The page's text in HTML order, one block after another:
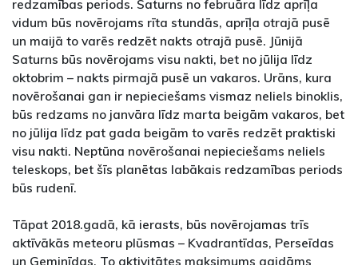
redzamības periods. Saturns no februāra līdz aprīļa
vidum būs novērojams rīta stundās, aprīļa otrajā pusē
un maijā to varēs redzēt nakts otrajā pusē. Jūnijā
Saturns būs novērojams visu nakti, bet no jūlija līdz
oktobrim – nakts pirmajā pusē un vakaros. Urāns, kura
novērošanai gan ir nepieciešams vismaz neliels binoklis,
būs redzams no janvāra līdz marta beigām vakaros, bet
no jūlija līdz pat gada beigām to varēs redzēt praktiski
visu nakti. Neptūna novērošanai nepieciešams neliels
teleskops, bet šīs planētas labākais redzamības periods
būs rudenī.
Tāpat 2018.gadā, kā ierasts, būs novērojamas trīs
aktīvākās meteoru plūsmas – Kvadrantīdas, Perseīdas
un Geminīdas. To aktivitātes maksimums gaidāms